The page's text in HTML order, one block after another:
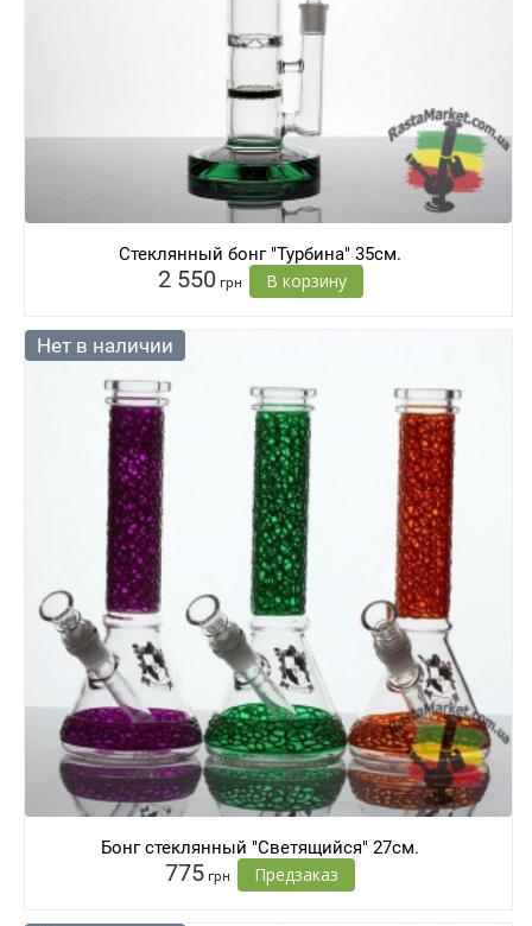
Стеклянный бонг "Турбина" 35см.
2 550 грн В корзину
Нет в наличии
Бонг стеклянный "Светящийся" 27см.
775 грн Предзаказ